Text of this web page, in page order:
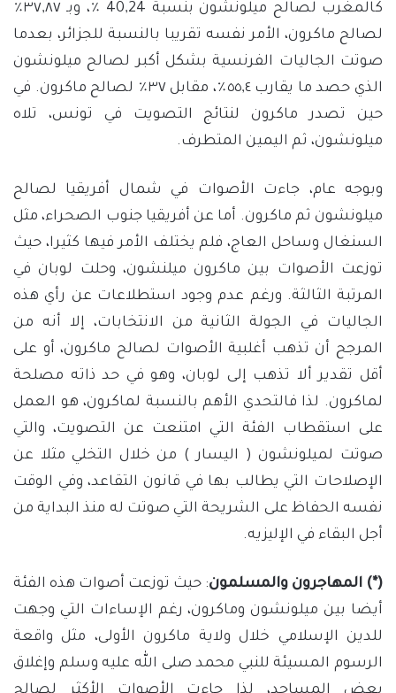
كالمغرب لصالح ميلونشون بنسبة 40,24 ٪، وبـ ٣٧,٨٧٪
لصالح ماكرون، الأمر نفسه تقريبا بالنسبة للجزائر، بعدما
صوتت الجاليات الفرنسية بشكل أكبر لصالح ميلونشون
الذي حصد ما يقارب ٥٥,٤٪، مقابل ٣٧٪ لصالح ماكرون. في
حين تصدر ماكرون لنتائج التصويت في تونس، تلاه
ميلونشون، ثم اليمين المتطرف.
وبوجه عام، جاءت الأصوات في شمال أفريقيا لصالح
ميلونشون ثم ماكرون. أما عن أفريقيا جنوب الصحراء، مثل
السنغال وساحل العاج، فلم يختلف الأمر فيها كثيرا، حيث
توزعت الأصوات بين ماكرون ميلنشون، وحلت لوبان في
المرتبة الثالثة. ورغم عدم وجود استطلاعات عن رأي هذه
الجاليات في الجولة الثانية من الانتخابات، إلا أنه من
المرجح أن تذهب أغلبية الأصوات لصالح ماكرون، أو على
أقل تقدير ألا تذهب إلى لوبان، وهو في حد ذاته مصلحة
لماكرون. لذا فالتحدي الأهم بالنسبة لماكرون، هو العمل
على استقطاب الفئة التي امتنعت عن التصويت، والتي
صوتت لميلونشون ( اليسار ) من خلال التخلي مثلا عن
الإصلاحات التي يطالب بها في قانون التقاعد، وفي الوقت
نفسه الحفاظ على الشريحة التي صوتت له منذ البداية من
أجل البقاء في الإليزيه.
(*) المهاجرون والمسلمون: حيث توزعت أصوات هذه الفئة
أيضا بين ميلونشون وماكرون، رغم الإساءات التي وجهت
للدين الإسلامي خلال ولاية ماكرون الأولى، مثل واقعة
الرسوم المسيئة للنبي محمد صلى الله عليه وسلم وإغلاق